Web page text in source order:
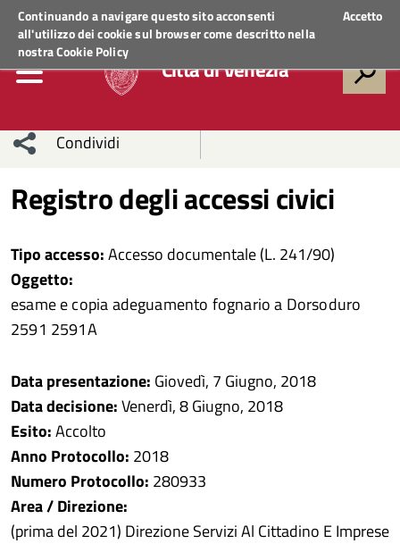
Continuando a navigare questo sito acconsenti
all'utilizzo dei cookie sul browser come descritto nella
nostraCookie Policy
Accetto
Regione VenetoACCEDI AI SERVIZI
Città di Venezia
Condividi
network
Condividi
Condividi
Facebook
su
Twitter
Condividi
su
Condividi
Whatsapp
Registro degli accessi civici
Tipo accesso:Accesso documentale (L. 241/90)
Oggetto:
esame e copia adeguamento fognario a Dorsoduro
2591 2591A
Data presentazione: Giovedì, 7 Giugno, 2018
Data decisione:Venerdì, 8 Giugno, 2018
Esito:Accolto
Anno Protocollo: 2018
Numero Protocollo: 280933
Area / Direzione:
(prima del 2021) Direzione Servizi Al Cittadino E Imprese